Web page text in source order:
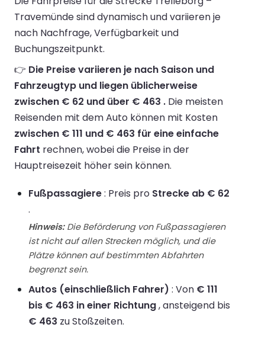
Travemünde sind dynamisch und variieren je
nach Nachfrage, Verfügbarkeit und
Buchungszeitpunkt.
👉 Die Preise variieren je nach Saison und
Fahrzeugtyp und liegen üblicherweise
zwischen € 62 und über € 463 . Die meisten
Reisenden mit dem Auto können mit Kosten
zwischen € 111 und € 463 für eine einfache
Fahrt rechnen, wobei die Preise in der
Hauptreisezeit höher sein können.
Fußpassagiere: Preis pro Strecke ab € 62
.
Hinweis:Die Beförderung von Fußpassagieren
ist nicht auf allen Strecken möglich, und die
Plätze können auf bestimmten Abfahrten
begrenzt sein.
Autos (einschließlich Fahrer) : Von € 111
bis € 463 in einer Richtung, ansteigend bis
€ 463 zu Stoßzeiten.